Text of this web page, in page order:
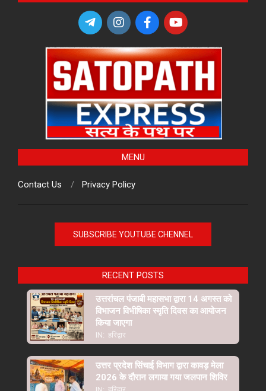
MENU
Contact Us Privacy Policy
SUBSCRIBE YOUTUBE CHENNEL
RECENT POSTS
उत्तरांचल पंजाबी महासभा द्वारा 14 अगस्त को
विभाजन विभीषिका स्मृति दिवस का आयोजन
किया जाएगा
IN: हरिद्वार
उत्तर प्रदेश सिंचाई विभाग द्वारा कावड़ मेला
2026 के दौरान लगाया गया जलपान शिविर